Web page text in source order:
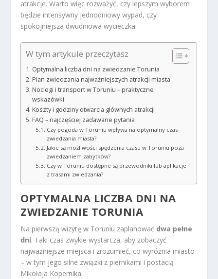
atrakcje. Warto więc rozważyć, czy lepszym wyborem
będzie intensywny jednodniowy wypad, czy
spokojniejsza dwudniowa wycieczka.
W tym artykule przeczytasz
Optymalna liczba dni na zwiedzanie Torunia
Plan zwiedzania najważniejszych atrakcji miasta
Noclegi i transport w Toruniu – praktyczne
wskazówki
Koszty i godziny otwarcia głównych atrakcji
FAQ – najczęściej zadawane pytania
Czy pogoda w Toruniu wpływa na optymalny czas
zwiedzania miasta?
Jakie są możliwości spędzenia czasu w Toruniu poza
zwiedzaniem zabytków?
Czy w Toruniu dostępne są przewodniki lub aplikacje
z trasami zwiedzania?
OPTYMALNA LICZBA DNI NA
ZWIEDZANIE TORUNIA
Na pierwszą wizytę w Toruniu zaplanować dwa pełne
dni. Taki czas zwykle wystarcza, aby zobaczyć
najważniejsze miejsca i zrozumieć, co wyróżnia miasto
– w tym jego silne związki z piernikami i postacią
Mikołaja Kopernika.